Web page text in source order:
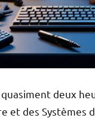
deux
et des Systèmes